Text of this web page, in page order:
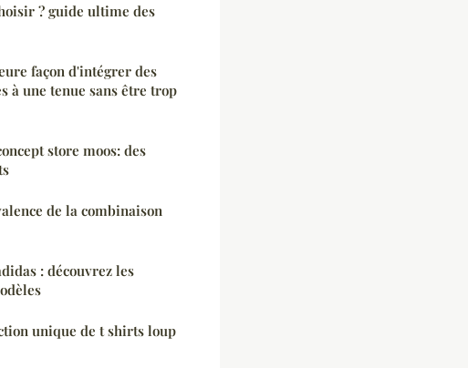
? guide ultime des
façon d'intégrer des
à une tenue sans être trop
store moos: des
de la combinaison
: découvrez les
unique de t shirts loup